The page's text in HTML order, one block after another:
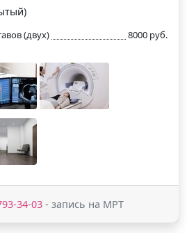
(двух) 8000 руб.
34-03 - запись на МРТ